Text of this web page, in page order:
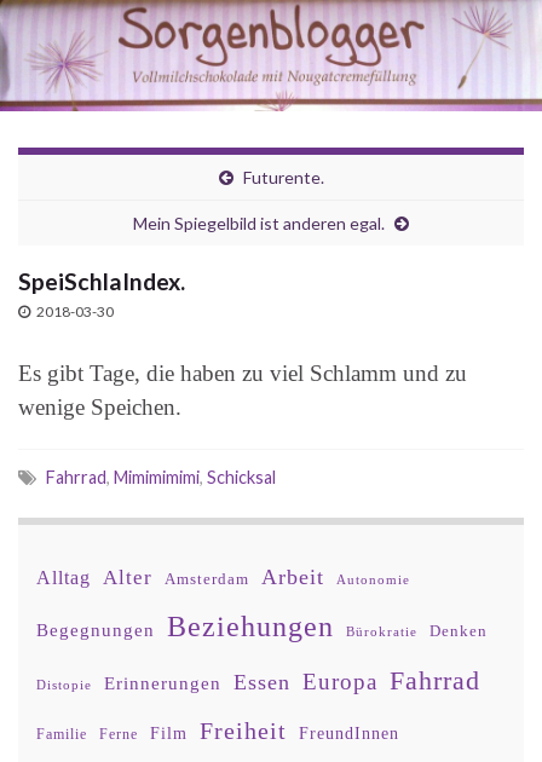
Futurente.
Mein Spiegelbild ist anderen egal.
SpeiSchlaIndex.
2018-03-30
Es gibt Tage, die haben zu viel Schlamm und zu
wenige Speichen.
Fahrrad, Mimimimimi, Schicksal
Alltag Alter Amsterdam Arbeit Autonomie
Begegnungen Beziehungen Bürokratie Denken
Distopie Erinnerungen Essen Europa Fahrrad
Familie Ferne Film Freiheit FreundInnen